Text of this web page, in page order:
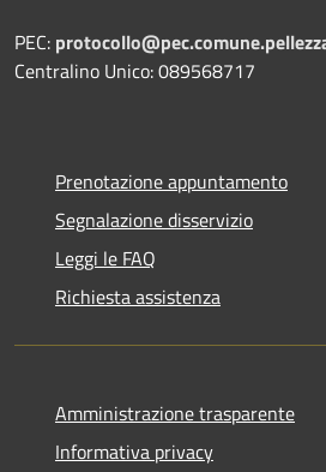
PEC:
Centralino Unico: 089568717
Prenotazione appuntamento
Segnalazione disservizio
Leggi le FAQ
Richiesta assistenza
Amministrazione trasparente
Informativa privacy